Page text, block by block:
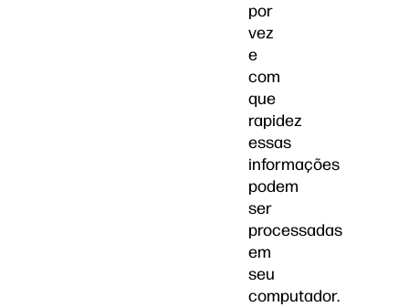
por
vez
e
com
que
rapidez
essas
informações
podem
ser
processadas
em
seu
computador.